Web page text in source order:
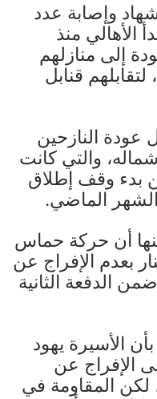
وإصابة عدد
الأهالي منذ
إلى منازلهم
قنابل
عودة النازحين
والتي كانت
بدء وقف إطلاق
أن حركة حماس
بعدم الإفراج عن
الدفعة الثانية
الأسيرة يهود
الإفراج عن
لكن المقاومة في